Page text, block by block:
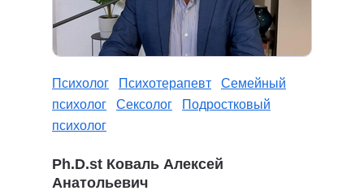
Психолог Психотерапевт
Семейный
психолог
Сексолог
Подростковый
психолог
Ph.D.st Коваль Алексей
Анатольевич